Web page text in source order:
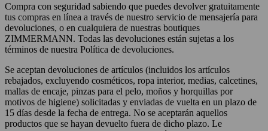
Compra con seguridad sabiendo que puedes devolver gratuitamente
tus compras en línea a través de nuestro servicio de mensajería para
devoluciones, o en cualquiera de nuestras boutiques
ZIMMERMANN. Todas las devoluciones están sujetas a los
términos de nuestra Política de devoluciones.
Se aceptan devoluciones de artículos (incluidos los artículos
rebajados, excluyendo cosméticos, ropa interior, medias, calcetines,
mallas de encaje, pinzas para el pelo, moños y horquillas por
motivos de higiene) solicitadas y enviadas de vuelta en un plazo de
15 días desde la fecha de entrega. No se aceptarán aquellos
productos que se hayan devuelto fuera de dicho plazo. Le